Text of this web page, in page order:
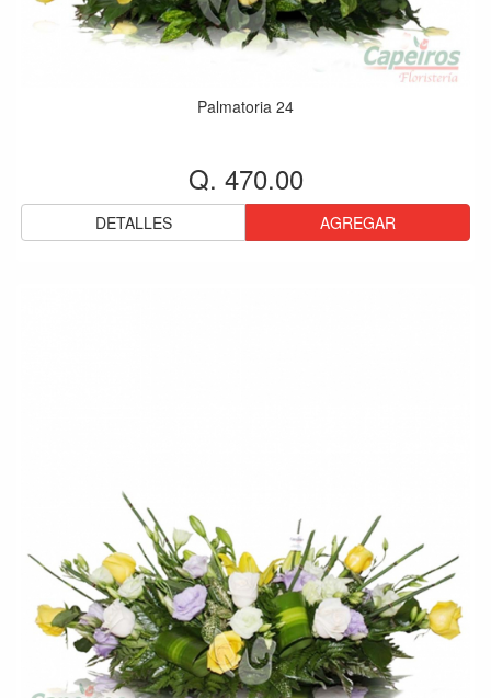
Palmatoria 24
Q. 470.00
DETALLES AGREGAR